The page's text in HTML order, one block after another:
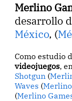
Merlino
desarrollo
México, (
Como estudio
videojuegos,
Shotgun (
Waves (
(Merlino